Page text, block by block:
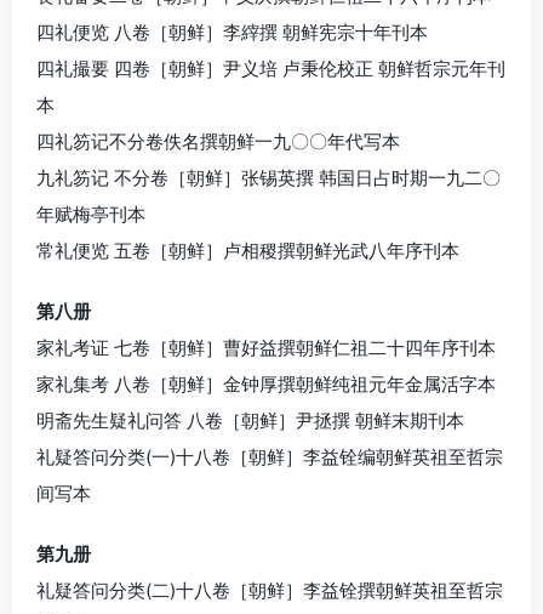
四礼便览 八卷［朝鲜］李縡撰 朝鲜宪宗十年刊本
四礼撮要 四卷［朝鲜］尹义培 卢秉伦校正 朝鲜哲宗元年刊
本
四礼笏记不分卷佚名撰朝鲜一九〇〇年代写本
九礼笏记 不分卷［朝鲜］张锡英撰 韩国日占时期一九二〇
年赋梅亭刊本
常礼便览 五卷［朝鲜］卢相稷撰朝鲜光武八年序刊本
第八册
家礼考证 七卷［朝鲜］曹好益撰朝鲜仁祖二十四年序刊本
家礼集考 八卷［朝鲜］金钟厚撰朝鲜纯祖元年金属活字本
明斋先生疑礼问答 八卷［朝鲜］尹拯撰 朝鲜末期刊本
礼疑答问分类(一)十八卷［朝鲜］李益铨编朝鲜英祖至哲宗
间写本
第九册
礼疑答问分类(二)十八卷［朝鲜］李益铨撰朝鲜英祖至哲宗